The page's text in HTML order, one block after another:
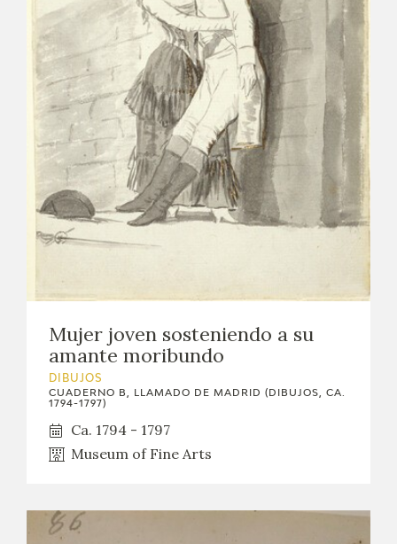
Mujer joven sosteniendo a su
amante moribundo
DIBUJOS
CUADERNO B, LLAMADO DE MADRID (DIBUJOS, CA.
1794-1797)
Ca. 1794 - 1797
Museum of Fine Arts